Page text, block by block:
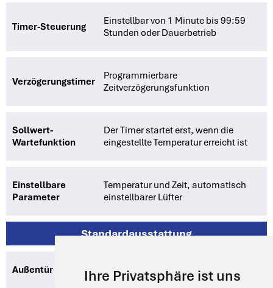
Ihre Privatsphäre ist uns
Timer-Steuerung
Einstellbar von 1 Minute bis 99:59
Stunden oder Dauerbetrieb
Verzögerungstimer
Programmierbare
Zeitverzögerungsfunktion
Sollwert-
Wartefunktion
Der Timer startet erst, wenn die
eingestellte Temperatur erreicht ist
Einstellbare
Parameter
Temperatur und Zeit, automatisch
einstellbarer Lüfter
Standardausstattung
Außentür Stahltür mit Kompressionsverschluss